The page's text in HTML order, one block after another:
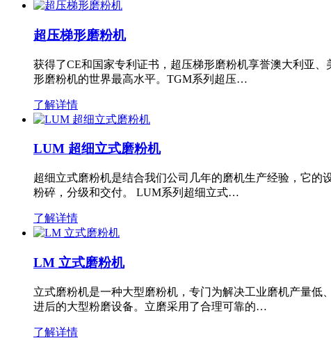
超压梯形磨粉机
获得了CE和国家专利证书，超压梯形磨粉机享誉澳大利亚
形磨粉机的世界最高水平。TGM系列超压…
了解详情
LUM 超细立式磨粉机
超细立式磨粉机是结合我们公司几年的磨机生产经验，它
粉碎，分级和交付。 LUM系列超细立式…
了解详情
LM 立式磨粉机
立式磨粉机是一种大型磨粉机，专门为解决工业磨机产量
进后的大型粉磨设备。立磨采用了合理可靠的…
了解详情